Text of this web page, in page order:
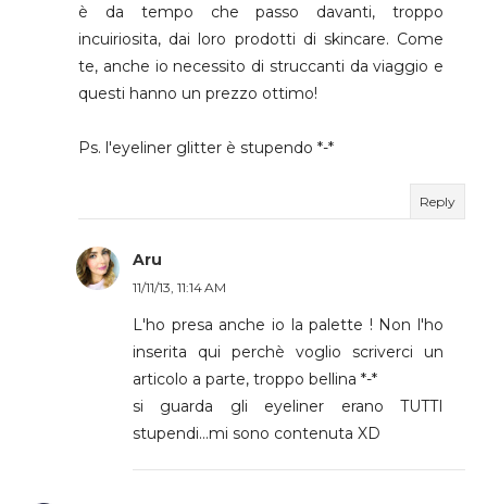
è da tempo che passo davanti, troppo
incuiriosita, dai loro prodotti di skincare. Come
te, anche io necessito di struccanti da viaggio e
questi hanno un prezzo ottimo!
Ps. l'eyeliner glitter è stupendo *-*
Reply
Aru
11/11/13, 11:14 AM
L'ho presa anche io la palette ! Non l'ho
inserita qui perchè voglio scriverci un
articolo a parte, troppo bellina *-*
si guarda gli eyeliner erano TUTTI
stupendi...mi sono contenuta XD